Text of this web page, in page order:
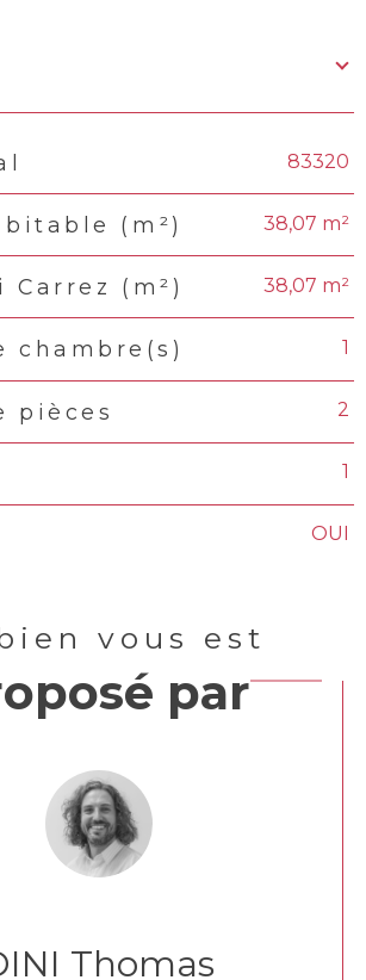
83320
(m²) 38,07 m²
Carrez (m²) 38,07 m²
chambre(s) 1
pièces 2
1
OUI
vous est
par
Thomas